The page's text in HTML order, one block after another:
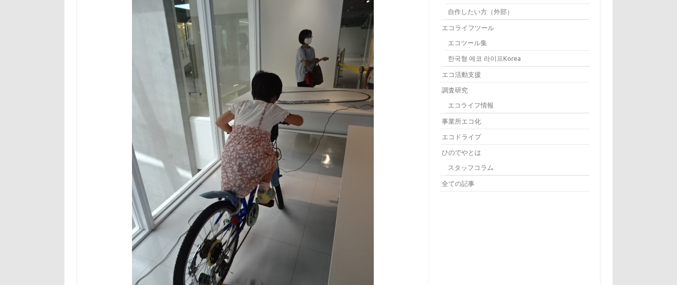
自作したい方（外部）
エコライフツール
エコツール集
한국형 에코 라이프Korea
エコ活動支援
調査研究
エコライフ情報
事業所エコ化
エコドライブ
ひのでやとは
スタッフコラム
全ての記事